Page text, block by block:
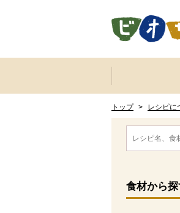
ここからサイト内共通メニューです。
サイト内共通メニューをスキップする
トップ > レシピに
ここから消費材
食材から
消費材検索メ
ここから本文で